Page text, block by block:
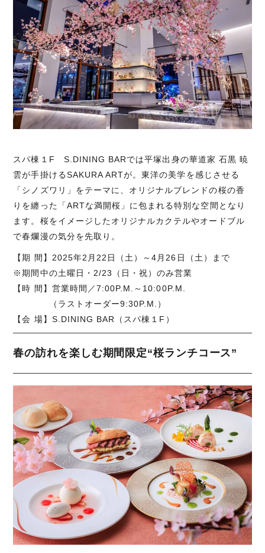
スパ棟１F S.DINING BARでは平塚出身の華道家 石黒 暁
雲が手掛けるSAKURA ARTが。東洋の美学を感じさせる
「シノズワリ」をテーマに、オリジナルブレンドの桜の香
りを纏った「ARTな満開桜」に包まれる特別な空間となり
ます。桜をイメージしたオリジナルカクテルやオードブル
で春爛漫の気分を先取り。
【期 間】2025年2月22日（土）～4月26日（土）まで
※期間中の土曜日・2/23（日・祝）のみ営業
【時 間】営業時間／7:00P.M.～10:00P.M.
（ラストオーダー9:30P.M.）
【会 場】S.DINING BAR（スパ棟１F）
春の訪れを楽しむ期間限定“桜ランチコース”